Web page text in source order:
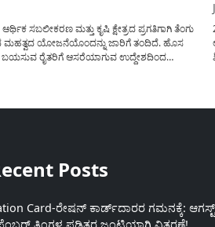
ಸಬಲೀಕರಣ ಮತ್ತು ಕೃಷಿ ಕ್ಷೇತ್ರದ ಪ್ರಗತಿಗಾಗಿ ತೆಂಗು
ಯೋಜನೆಯೊಂದನ್ನು ಜಾರಿಗೆ ತಂದಿದೆ. ಹೊಸ
ಬಯಸುವ ರೈತರಿಗೆ ಆಸರೆಯಾಗುವ ಉದ್ದೇಶದಿಂದ
Posts
Card-ರೇಷನ್ ಕಾರ್ಡ್‍ದಾರರ ಗಮನಕ್ಕೆ: ಆಗಸ್ಟ್